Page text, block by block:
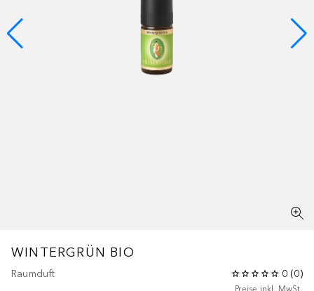
WINTERGRÜN BIO
Raumduft 0 (0)
Preise inkl. MwSt.